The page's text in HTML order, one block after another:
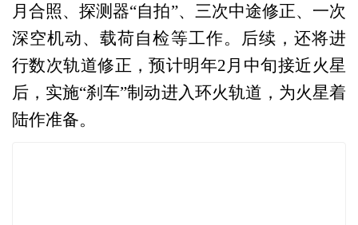
月合照、探测器“自拍”、三次中途修正、一次
深空机动、载荷自检等工作。后续，还将进
行数次轨道修正，预计明年2月中旬接近火星
后，实施“刹车”制动进入环火轨道，为火星着
陆作准备。